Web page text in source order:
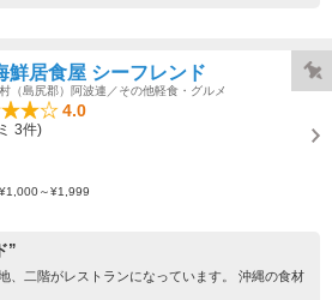
鮮居食屋 シーフレンド
（島尻郡）阿波連／その他軽食・グルメ
4.0
3件)
¥1,000～¥1,999
”
、二階がレストランになっています。 沖縄の食材